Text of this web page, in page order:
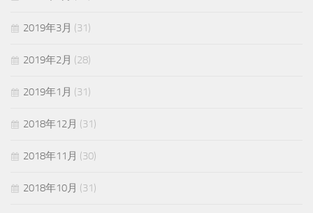
2019年3月 (31)
2019年2月 (28)
2019年1月 (31)
2018年12月 (31)
2018年11月 (30)
2018年10月 (31)